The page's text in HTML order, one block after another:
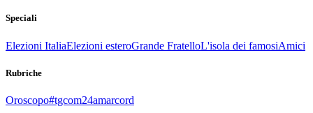
Speciali
Elezioni ItaliaElezioni esteroGrande FratelloL'isola dei famosiAmici
Rubriche
Oroscopo#tgcom24amarcord